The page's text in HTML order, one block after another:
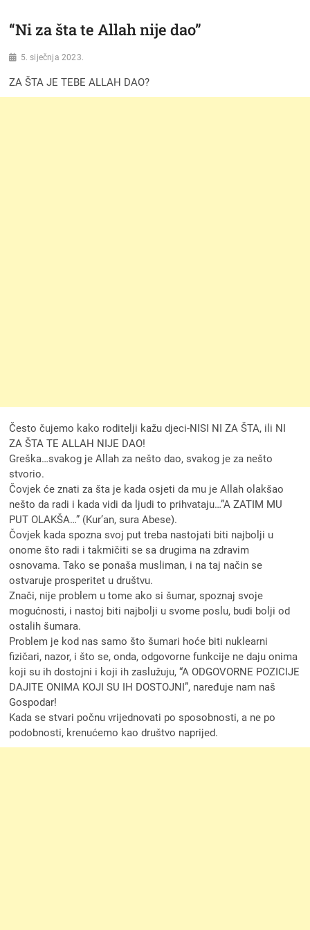
“Ni za šta te Allah nije dao”
5. siječnja 2023.
ZA ŠTA JE TEBE ALLAH DAO?
Često čujemo kako roditelji kažu djeci-NISI NI ZA ŠTA, ili NI
ZA ŠTA TE ALLAH NIJE DAO!
Greška…svakog je Allah za nešto dao, svakog je za nešto
stvorio.
Čovjek će znati za šta je kada osjeti da mu je Allah olakšao
nešto da radi i kada vidi da ljudi to prihvataju…”A ZATIM MU
PUT OLAKŠA…” (Kur’an, sura Abese).
Čovjek kada spozna svoj put treba nastojati biti najbolji u
onome što radi i takmičiti se sa drugima na zdravim
osnovama. Tako se ponaša musliman, i na taj način se
ostvaruje prosperitet u društvu.
Znači, nije problem u tome ako si šumar, spoznaj svoje
mogućnosti, i nastoj biti najbolji u svome poslu, budi bolji od
ostalih šumara.
Problem je kod nas samo što šumari hoće biti nuklearni
fizičari, nazor, i što se, onda, odgovorne funkcije ne daju onima
koji su ih dostojni i koji ih zaslužuju, “A ODGOVORNE POZICIJE
DAJITE ONIMA KOJI SU IH DOSTOJNI”, naređuje nam naš
Gospodar!
Kada se stvari počnu vrijednovati po sposobnosti, a ne po
podobnosti, krenućemo kao društvo naprijed.